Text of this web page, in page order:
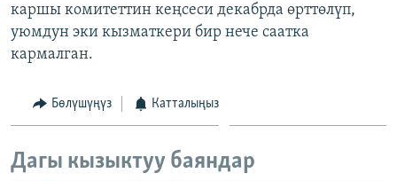
каршы комитеттин кеңсеси декабрда өрттөлүп,
уюмдун эки кызматкери бир нече саатка
кармалган.
Бөлүшүңүз Катталыңыз
Дагы кызыктуу баяндар